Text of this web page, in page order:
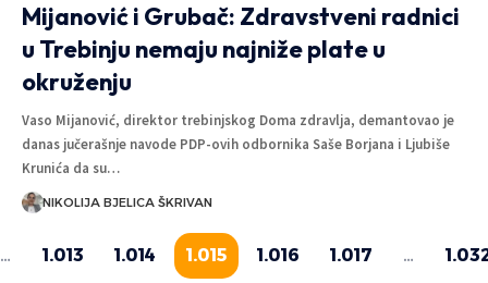
Mijanović i Grubač: Zdravstveni radnici
u Trebinju nemaju najniže plate u
okruženju
Vaso Mijanović, direktor trebinjskog Doma zdravlja, demantovao je
danas jučerašnje navode PDP-ovih odbornika Saše Borjana i Ljubiše
Krunića da su…
NIKOLIJA BJELICA ŠKRIVAN
… 1.013 1.014 1.015 1.016 1.017 …